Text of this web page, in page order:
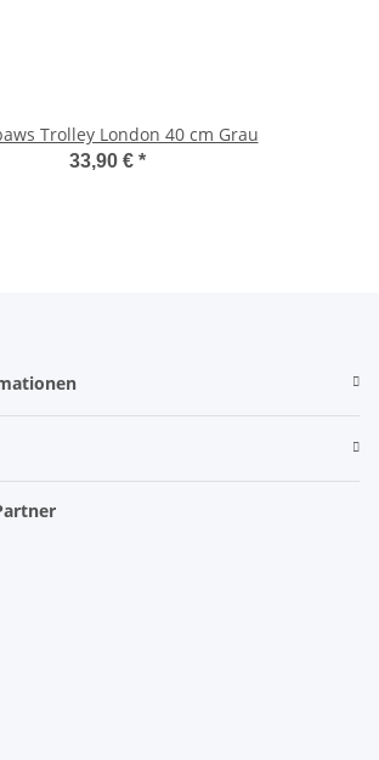
Trolley London 40 cm Grau
33,90 € *